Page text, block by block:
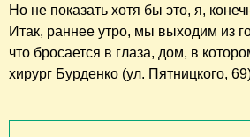
Но не показать хотя бы это, я,
Итак, раннее утро, мы выходим из
что бросается в глаза, дом, в
хирург Бурденко (ул. Пятницкого,